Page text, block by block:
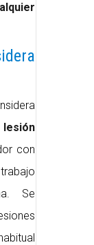
lesión
con
Se